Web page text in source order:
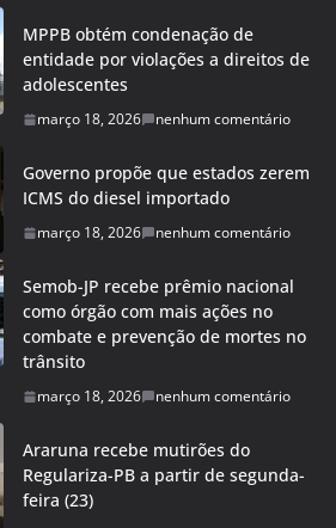
MPPB obtém condenação de
entidade por violações a direitos de
adolescentes
março 18, 2026 nenhum comentário
Governo propõe que estados zerem
ICMS do diesel importado
março 18, 2026 nenhum comentário
Semob-JP recebe prêmio nacional
como órgão com mais ações no
combate e prevenção de mortes no
trânsito
março 18, 2026 nenhum comentário
Araruna recebe mutirões do
Regulariza-PB a partir de segunda-
feira (23)